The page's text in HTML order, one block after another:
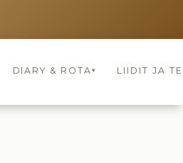
DIARY & ROTA▾ LIIDIT JA